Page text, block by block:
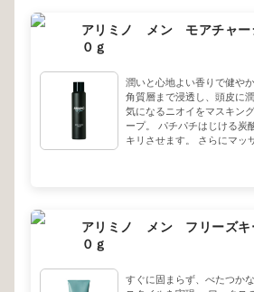
アリミノ メン モアチャ
０ｇ
潤いと心地よい香りで健や
角質層まで浸透し、頭皮に
気になるニオイをマスキン
ープ。 パチパチはじける炭
キリさせます。 さらにマッ
アリミノ メン フリーズキ
０ｇ
すぐに固まらず、べたつか